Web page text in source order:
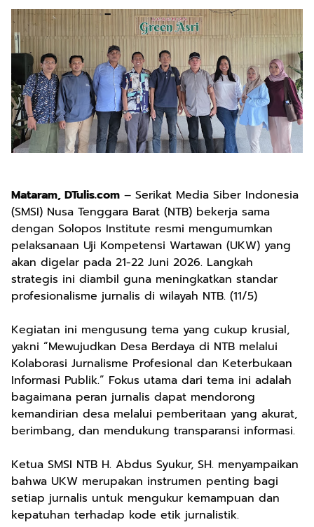
Mataram, DTulis.com – Serikat Media Siber Indonesia
(SMSI) Nusa Tenggara Barat (NTB) bekerja sama
dengan Solopos Institute resmi mengumumkan
pelaksanaan Uji Kompetensi Wartawan (UKW) yang
akan digelar pada 21-22 Juni 2026. Langkah
strategis ini diambil guna meningkatkan standar
profesionalisme jurnalis di wilayah NTB. (11/5)
Kegiatan ini mengusung tema yang cukup krusial,
yakni “Mewujudkan Desa Berdaya di NTB melalui
Kolaborasi Jurnalisme Profesional dan Keterbukaan
Informasi Publik.” Fokus utama dari tema ini adalah
bagaimana peran jurnalis dapat mendorong
kemandirian desa melalui pemberitaan yang akurat,
berimbang, dan mendukung transparansi informasi.
Ketua SMSI NTB H. Abdus Syukur, SH. menyampaikan
bahwa UKW merupakan instrumen penting bagi
setiap jurnalis untuk mengukur kemampuan dan
kepatuhan terhadap kode etik jurnalistik.